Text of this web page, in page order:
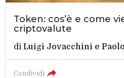
Token: cos’è e come
criptovalute
diLuigi Jovacchini e
Condividi